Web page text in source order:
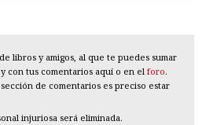
libros y amigos, al que te puedes sumar
con tus comentarios aquí o en el foro.
de comentarios es preciso estar
injuriosa será eliminada.